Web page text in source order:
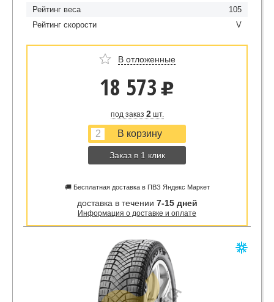
Рейтинг веса
105
Рейтинг скорости
V
В отложенные
18 573 u
под заказ 2шт.
Заказ в 1 клик
🚚 Бесплатная доставка в ПВЗ Яндекс Маркет
доставка в течении 7-15 дней
Информация о доставке и оплате